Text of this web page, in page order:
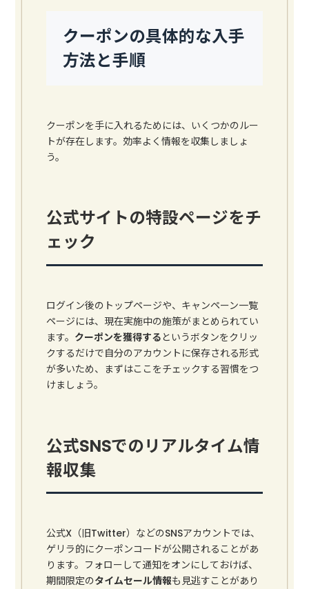
クーポンの具体的な入手
方法と手順
クーポンを手に入れるためには、いくつかのルー
トが存在します。効率よく情報を収集しましょ
う。
公式サイトの特設ページをチ
ェック
ログイン後のトップページや、キャンペーン一覧
ページには、現在実施中の施策がまとめられてい
ます。 クーポンを獲得するというボタンをクリッ
クするだけで自分のアカウントに保存される形式
が多いため、まずはここをチェックする習慣をつ
けましょう。
公式SNSでのリアルタイム情
報収集
公式X（旧Twitter）などのSNSアカウントでは、
ゲリラ的にクーポンコードが公開されることがあ
ります。フォローして通知をオンにしておけば、
期間限定のタイムセール情報も見逃すことがあり